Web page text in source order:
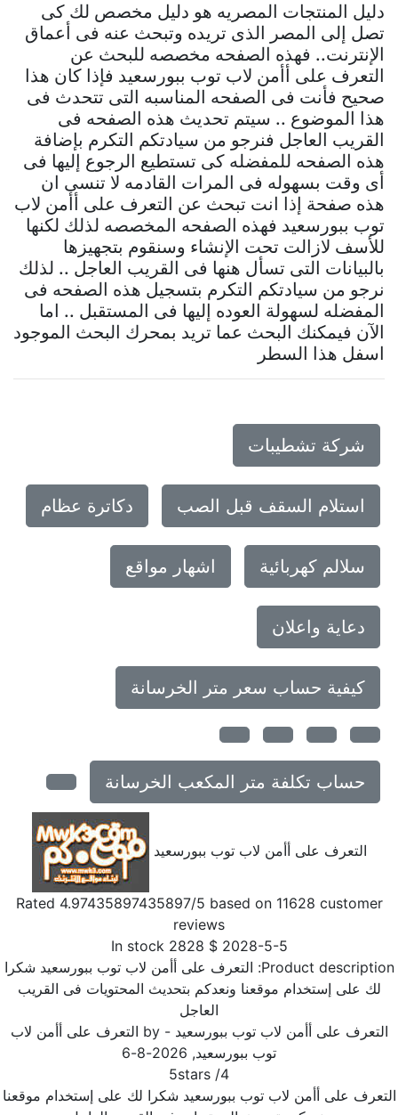
دليل المنتجات المصريه هو دليل مخصص لك كى
تصل إلى المصر الذى تريده وتبحث عنه فى أعماق
الإنترنت.. فهذه الصفحه مخصصه للبحث عن
التعرف على أأمن لاب توب ببورسعيد فإذا كان هذا
صحيح فأنت فى الصفحه المناسبه التى تتحدث فى
هذا الموضوع .. سيتم تحديث هذه الصفحه فى
القريب العاجل فنرجو من سيادتكم التكرم بإضافة
هذه الصفحه للمفضله كى تستطيع الرجوع إليها فى
أى وقت بسهوله فى المرات القادمه لا تنسى ان
هذه صفحة إذا انت تبحث عن التعرف على أأمن لاب
توب ببورسعيد فهذه الصفحه المخصصه لذلك لكنها
للأسف لازالت تحت الإنشاء وسنقوم بتجهيزها
بالبيانات التى تسأل هنها فى القريب العاجل .. لذلك
نرجو من سيادتكم التكرم بتسجيل هذه الصفحه فى
المفضله لسهولة العوده إليها فى المستقبل .. اما
الآن فيمكنك البحث عما تريد بمحرك البحث الموجود
اسفل هذا السطر
شركة تشطيبات
استلام السقف قبل الصب دكاترة عظام
سلالم كهربائية اشهار مواقع
دعاية واعلان
كيفية حساب سعر متر الخرسانة
حساب تكلفة متر المكعب الخرسانة
التعرف على أأمن لاب توب ببورسعيد
Rated4.97435897435897/5 based on11628customer
reviews
2028-5-5
$
2828
In stock
Product التعرف على أأمن لاب توب ببورسعيد شكرا
لك على إستخدام موقعنا ونعدكم بتحديث المحتويات فى القريب
العاجل
على أأمن لاب توب ببورسعيد- by
التعرف على أأمن لاب
توب ببورسعيد,
2026-8-6
/
5stars
على أأمن لاب توب ببورسعيد شكرا لك على إستخدام موقعنا